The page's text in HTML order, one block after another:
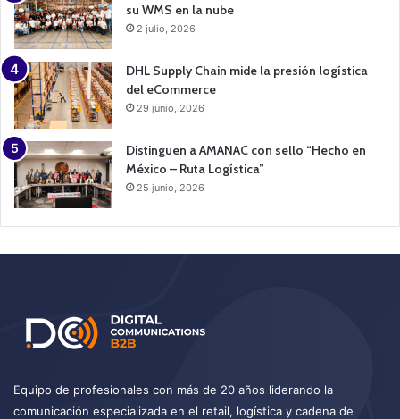
su WMS en la nube
2 julio, 2026
DHL Supply Chain mide la presión logística
del eCommerce
29 junio, 2026
Distinguen a AMANAC con sello “Hecho en
México – Ruta Logística”
25 junio, 2026
Equipo de profesionales con más de 20 años liderando la
comunicación especializada en el retail, logística y cadena de